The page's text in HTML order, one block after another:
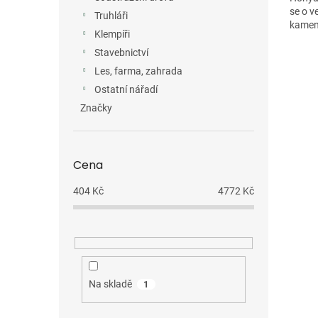
Truhláři
Klempíři
Stavebnictví
Les, farma, zahrada
Ostatní nářadí
Značky
Cena
404 Kč 4772 Kč
Na skladě 1
se o